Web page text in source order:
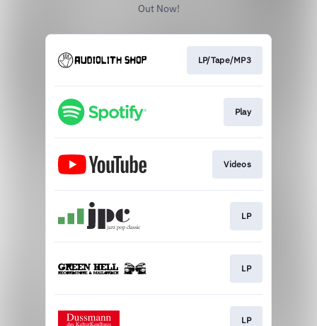
Out Now!
LP/Tape/MP3
Play
Videos
LP
LP
LP